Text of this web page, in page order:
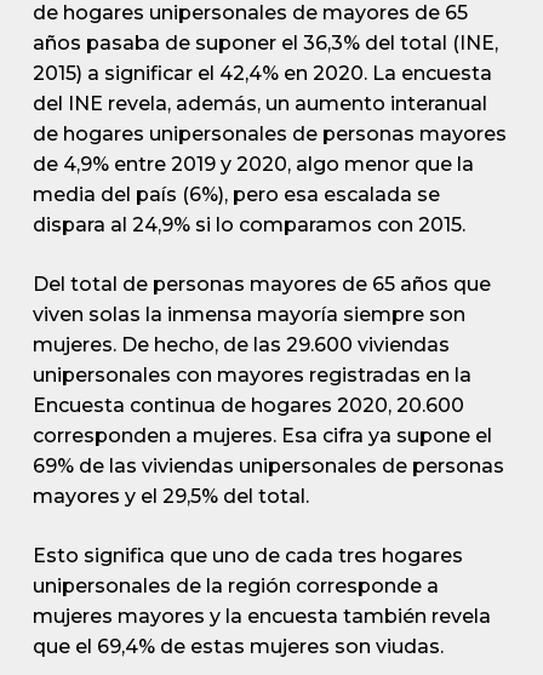
de hogares unipersonales de mayores de 65
años pasaba de suponer el 36,3% del total (INE,
2015) a significar el 42,4% en 2020. La encuesta
del INE revela, además, un aumento interanual
de hogares unipersonales de personas mayores
de 4,9% entre 2019 y 2020, algo menor que la
media del país (6%), pero esa escalada se
dispara al 24,9% si lo comparamos con 2015.
Del total de personas mayores de 65 años que
viven solas la inmensa mayoría siempre son
mujeres. De hecho, de las 29.600 viviendas
unipersonales con mayores registradas en la
Encuesta continua de hogares 2020, 20.600
corresponden a mujeres. Esa cifra ya supone el
69% de las viviendas unipersonales de personas
mayores y el 29,5% del total.
Esto significa que uno de cada tres hogares
unipersonales de la región corresponde a
mujeres mayores y la encuesta también revela
que el 69,4% de estas mujeres son viudas.